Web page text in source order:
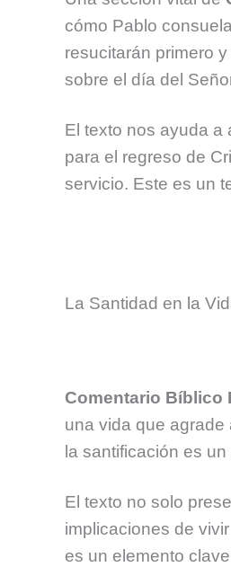
cómo Pablo
resucitarán primero
sobre el día del
El texto nos ayuda a
para el regreso de
servicio. Este es un
La Santidad en la
Comentario Bíblico
una vida que agrade
la santificación es
El texto no solo
implicaciones de
es un elemento clave